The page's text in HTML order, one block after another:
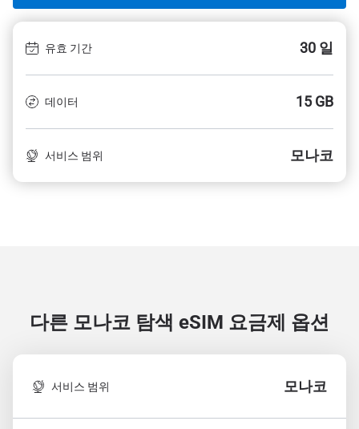
유효 기간 30 일
데이터 15 GB
서비스 범위 모나코
다른 모나코 탐색 eSIM 요금제 옵션
서비스 범위 모나코